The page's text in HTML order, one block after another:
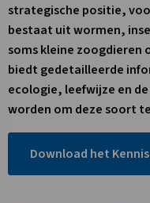
strategische positie,
bestaat uit wormen,
soms kleine zoogdieren
biedt gedetailleerde
ecologie, leefwijze en
worden om deze soort
Download het